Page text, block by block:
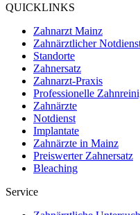
QUICKLINKS
Zahnarzt Mainz
Zahnärztlicher
Standorte
Zahnersatz
Zahnarzt-Praxis
Professionelle
Zahnärzte
Notdienst
Implantate
Zahnärzte in Mainz
Preiswerter Zahnersatz
Bleaching
Service